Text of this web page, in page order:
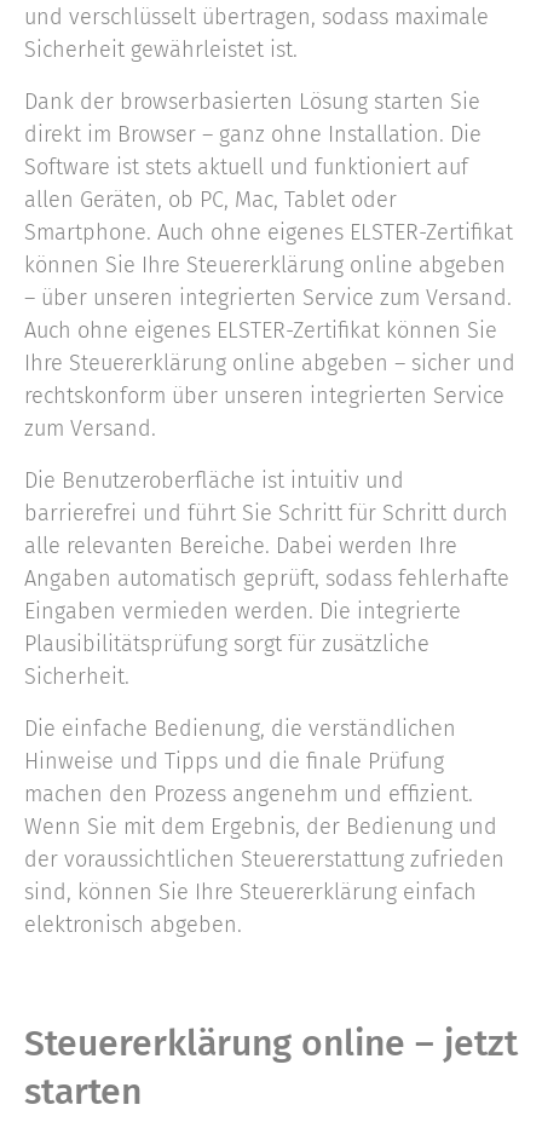
und verschlüsselt übertragen, sodass maximale
Sicherheit gewährleistet ist.
Dank der browserbasierten Lösung starten Sie
direkt im Browser – ganz ohne Installation. Die
Software ist stets aktuell und funktioniert auf
allen Geräten, ob PC, Mac, Tablet oder
Smartphone. Auch ohne eigenes ELSTER-Zertifikat
können Sie Ihre Steuererklärung online abgeben
– über unseren integrierten Service zum Versand.
Auch ohne eigenes ELSTER-Zertifikat können Sie
Ihre Steuererklärung online abgeben – sicher und
rechtskonform über unseren integrierten Service
zum Versand.
Die Benutzeroberfläche ist intuitiv und
barrierefrei und führt Sie Schritt für Schritt durch
alle relevanten Bereiche. Dabei werden Ihre
Angaben automatisch geprüft, sodass fehlerhafte
Eingaben vermieden werden. Die integrierte
Plausibilitätsprüfung sorgt für zusätzliche
Sicherheit.
Die einfache Bedienung, die verständlichen
Hinweise und Tipps und die finale Prüfung
machen den Prozess angenehm und effizient.
Wenn Sie mit dem Ergebnis, der Bedienung und
der voraussichtlichen Steuererstattung zufrieden
sind, können Sie Ihre Steuererklärung einfach
elektronisch abgeben.
Steuererklärung online – jetzt
starten